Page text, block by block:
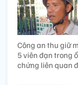
Công an thu giữ
5 viên đạn trong
chứng liên quan